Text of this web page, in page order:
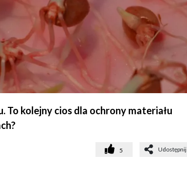
To kolejny cios dla ochrony materiału
5 Udostępnij